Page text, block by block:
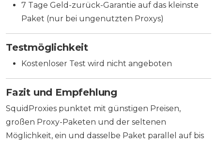
7 Tage Geld-zurück-Garantie auf das kleinste
Paket (nur bei ungenutzten Proxys)
Testmöglichkeit
Kostenloser Test wird nicht angeboten
Fazit und Empfehlung
SquidProxies punktet mit günstigen Preisen,
großen Proxy-Paketen und der seltenen
Möglichkeit, ein und dasselbe Paket parallel auf bis